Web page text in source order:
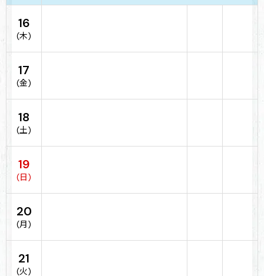
16
(木)
17
(金)
18
(土)
19
(日)
20
(月)
21
(火)